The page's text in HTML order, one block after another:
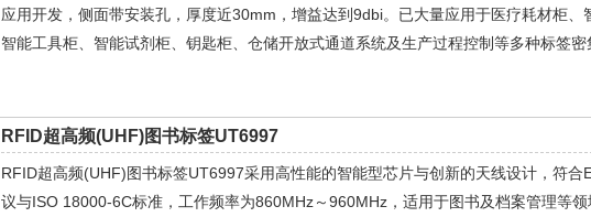
应用开发，侧面带安装孔，厚度近30mm，增益达到9dbi。已大量应用于医疗耗材柜、
智能工具柜、智能试剂柜、钥匙柜、仓储开放式通道系统及生产过程控制等多种标签密
RFID超高频(UHF)图书标签UT6997
RFID超高频(UHF)图书标签UT6997采用高性能的智能型芯片与创新的天线设计，符合
议与ISO 18000-6C标准，工作频率为860MHz～960MHz，适用于图书及档案管理等领